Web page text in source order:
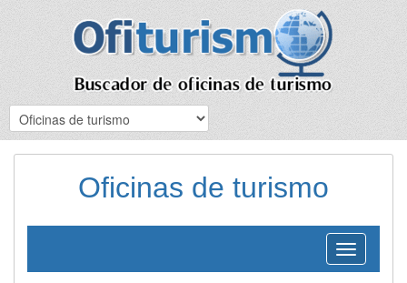
Oficinas de turismo
Toggle
navigation